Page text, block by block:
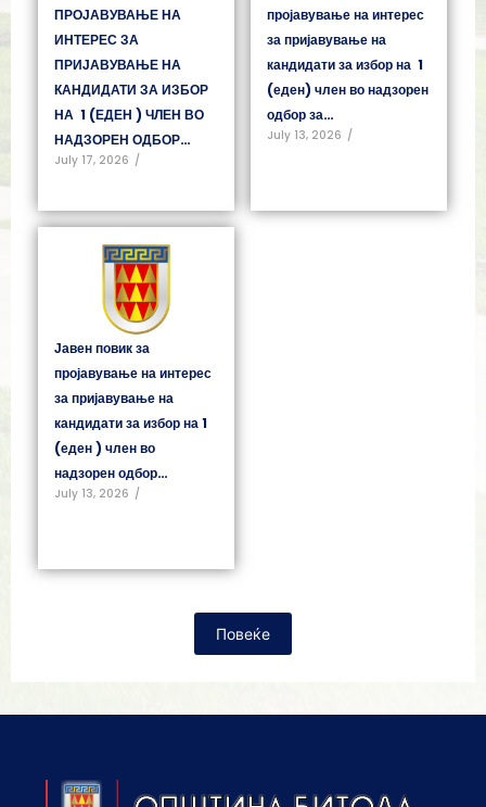
ПРОЈАВУВАЊЕ НА
ИНТЕРЕС ЗА
ПРИЈАВУВАЊЕ НА
КАНДИДАТИ ЗА ИЗБОР
НА 1 (ЕДЕН ) ЧЛЕН ВО
НАДЗОРЕН ОДБОР…
July 17, 2026 /
пројавување на интерес
за пријавување на
кандидати за избор на 1
(еден) член во надзорен
одбор за…
July 13, 2026 /
Јавен повик за
пројавување на интерес
за пријавување на
кандидати за избор на 1
(еден ) член во
надзорен одбор…
July 13, 2026 /
Повеќе